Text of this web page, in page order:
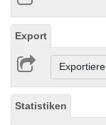
Export
Statistiken